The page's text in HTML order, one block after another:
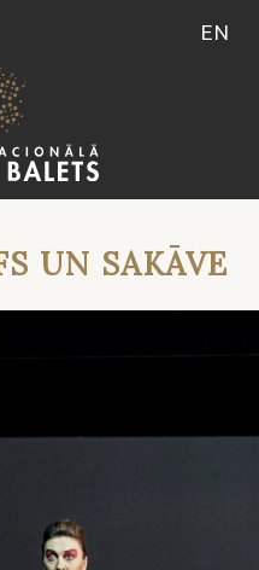
EN
UN SAKĀVE